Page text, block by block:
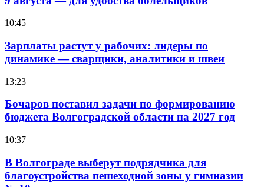
10:45
Зарплаты растут у рабочих: лидеры по
динамике — сварщики, аналитики и швеи
13:23
Бочаров поставил задачи по формированию
бюджета Волгоградской области на 2027 год
10:37
В Волгограде выберут подрядчика для
благоустройства пешеходной зоны у гимназии